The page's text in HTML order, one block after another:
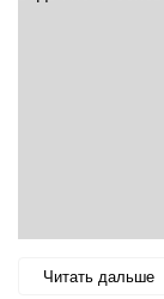
Читать дальше